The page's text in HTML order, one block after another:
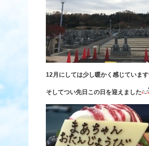
12月にしては少し暖かく感じています
そしてつい先日この日を迎えました